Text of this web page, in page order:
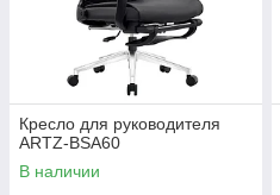
Кресло для руководителя
ARTZ-BSA60
В наличии